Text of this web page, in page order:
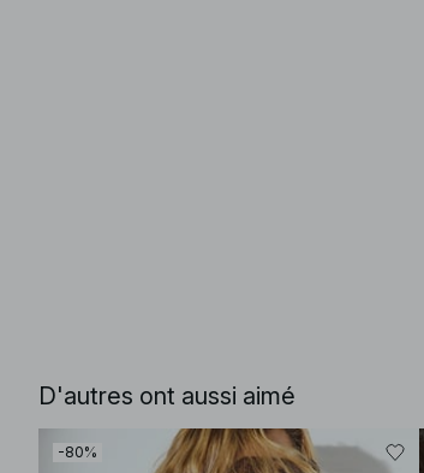
D'autres ont aussi aimé
-80%